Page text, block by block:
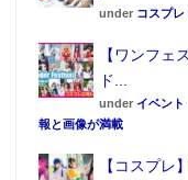
under コスプ
【ワンフェ
ド...
under イベント
報と画像が満載
【コスプレ